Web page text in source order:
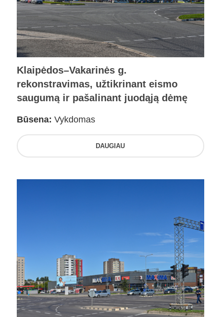
Klaipėdos–Vakarinės g.
rekonstravimas, užtikrinant eismo
saugumą ir pašalinant juodąją dėmę
Būsena: Vykdomas
DAUGIAU